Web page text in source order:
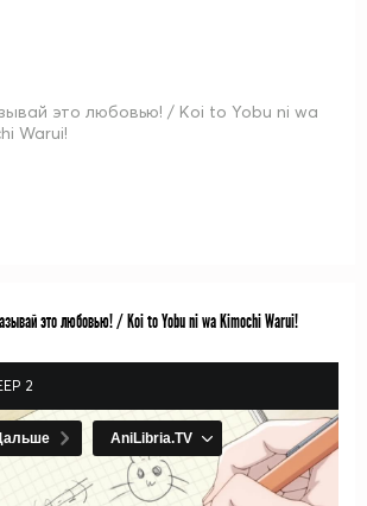
это любовью! / Koi to Yobu ni wa
Warui!
это любовью! / Koi to Yobu ni wa Kimochi Warui!
2